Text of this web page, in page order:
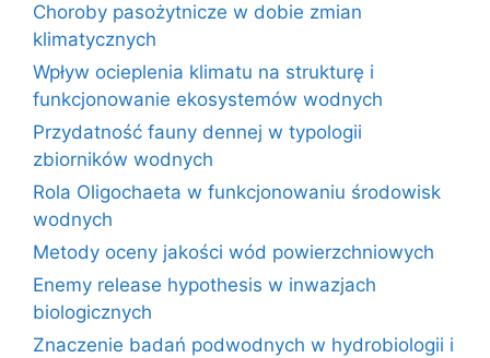
Choroby pasożytnicze w dobie zmian
klimatycznych
Wpływ ocieplenia klimatu na strukturę i
funkcjonowanie ekosystemów wodnych
Przydatność fauny dennej w typologii
zbiorników wodnych
Rola Oligochaeta w funkcjonowaniu środowisk
wodnych
Metody oceny jakości wód powierzchniowych
Enemy release hypothesis w inwazjach
biologicznych
Znaczenie badań podwodnych w hydrobiologii i